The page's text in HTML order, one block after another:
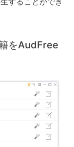
をAudFree